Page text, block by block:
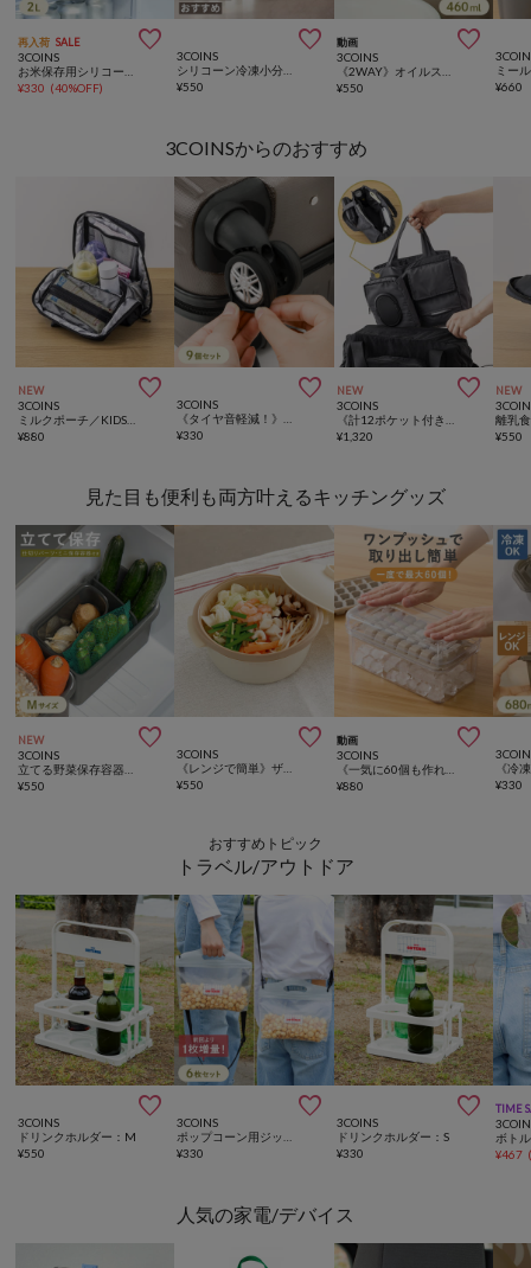
再入荷 SALE 
3COINS
¥330 (40%OFF)

3COINS
¥550
動画 
3COINS
¥550
ミー
¥660
3COINSからのおすすめ
NEW 
3COINS
¥880

3COINS
¥330
NEW 
3COINS
¥1,320
NEW
¥550
見た目も便利も両方叶えるキッチングッズ
NEW 
3COINS
¥550

3COINS
¥550
動画 
3COINS
¥880 ¥330
おすすめトピック
トラベル/アウトドア

3COINS
ドリンクホルダー：M
¥550

3COINS
¥330

3COINS
ドリンクホルダー：S
¥330
TIME
ボト
¥467
人気の家電/デバイス